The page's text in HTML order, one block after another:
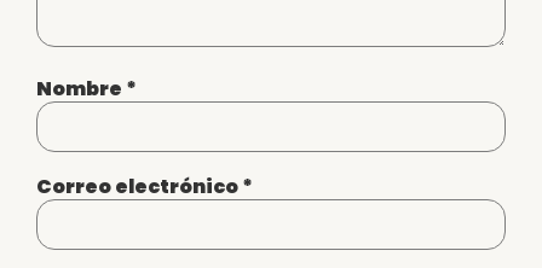
Nombre *
Correo electrónico*